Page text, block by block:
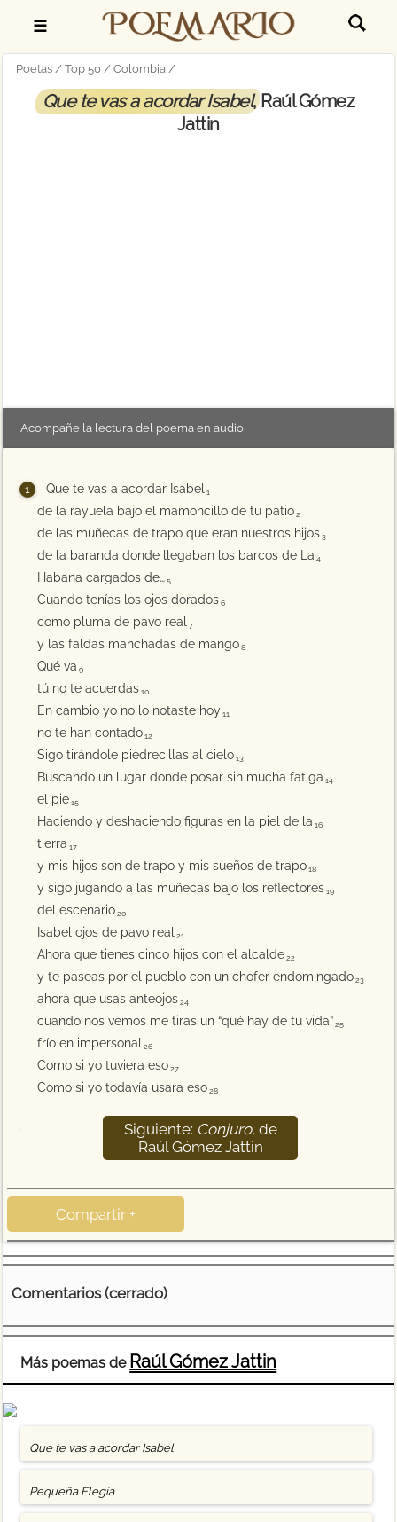
☰
Poetas Top 50 Colombia
Que te vas a acordar Isabel, Raúl Gómez
Jattin
Acompañe la lectura del poema en audio
Que te vas a acordar Isabel 1
de la rayuela bajo el mamoncillo de tu patio 2
de las muñecas de trapo que eran nuestros hijos 3
de la baranda donde llegaban los barcos de La 4
Habana cargados de… 5
Cuando tenías los ojos dorados 6
como pluma de pavo real 7
y las faldas manchadas de mango 8
Qué va 9
tú no te acuerdas 10
En cambio yo no lo notaste hoy 11
no te han contado 12
Sigo tirándole piedrecillas al cielo 13
Buscando un lugar donde posar sin mucha fatiga 14
el pie 15
Haciendo y deshaciendo figuras en la piel de la 16
tierra 17
y mis hijos son de trapo y mis sueños de trapo 18
y sigo jugando a las muñecas bajo los reflectores 19
del escenario 20
Isabel ojos de pavo real 21
Ahora que tienes cinco hijos con el alcalde 22
y te paseas por el pueblo con un chofer endomingado 23
ahora que usas anteojos 24
cuando nos vemos me tiras un “qué hay de tu vida” 25
frío en impersonal 26
Como si yo tuviera eso 27
Como si yo todavía usara eso 28
Siguiente: Conjuro, de
Raúl Gómez Jattin
Compartir +
Comentarios (cerrado)
Más poemas de Raúl Gómez Jattin
Que te vas a acordar Isabel
Pequeña Elegía